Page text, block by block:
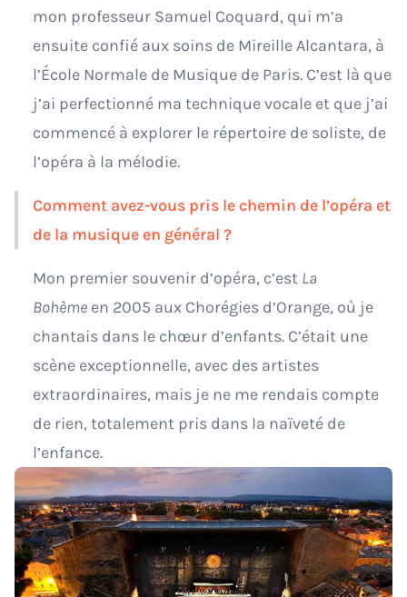
mon professeur Samuel Coquard, qui m’a
ensuite confié aux soins de Mireille Alcantara, à
l’École Normale de Musique de Paris. C’est là que
j’ai perfectionné ma technique vocale et que j’ai
commencé à explorer le répertoire de soliste, de
l’opéra à la mélodie.
Comment avez-vous pris le chemin de l’opéra et
de la musique en général ?
Mon premier souvenir d’opéra, c’est La
Bohème en 2005 aux Chorégies d’Orange, où je
chantais dans le chœur d’enfants. C’était une
scène exceptionnelle, avec des artistes
extraordinaires, mais je ne me rendais compte
de rien, totalement pris dans la naïveté de
l’enfance.